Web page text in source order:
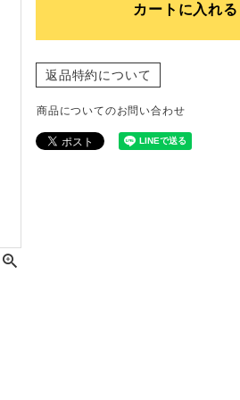
カートに入れる
返品特約について
商品についてのお問い合わせ